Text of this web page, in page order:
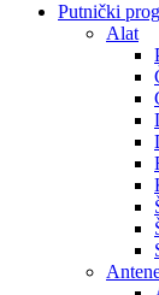
Putnički
Alat